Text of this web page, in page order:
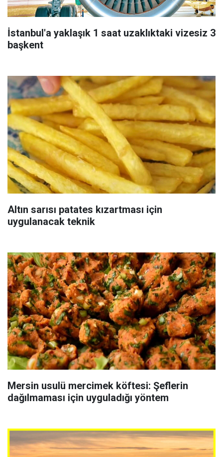
İstanbul'a yaklaşık 1 saat uzaklıktaki vizesiz 3
başkent
Altın sarısı patates kızartması için
uygulanacak teknik
Mersin usulü mercimek köftesi: Şeflerin
dağılmaması için uyguladığı yöntem